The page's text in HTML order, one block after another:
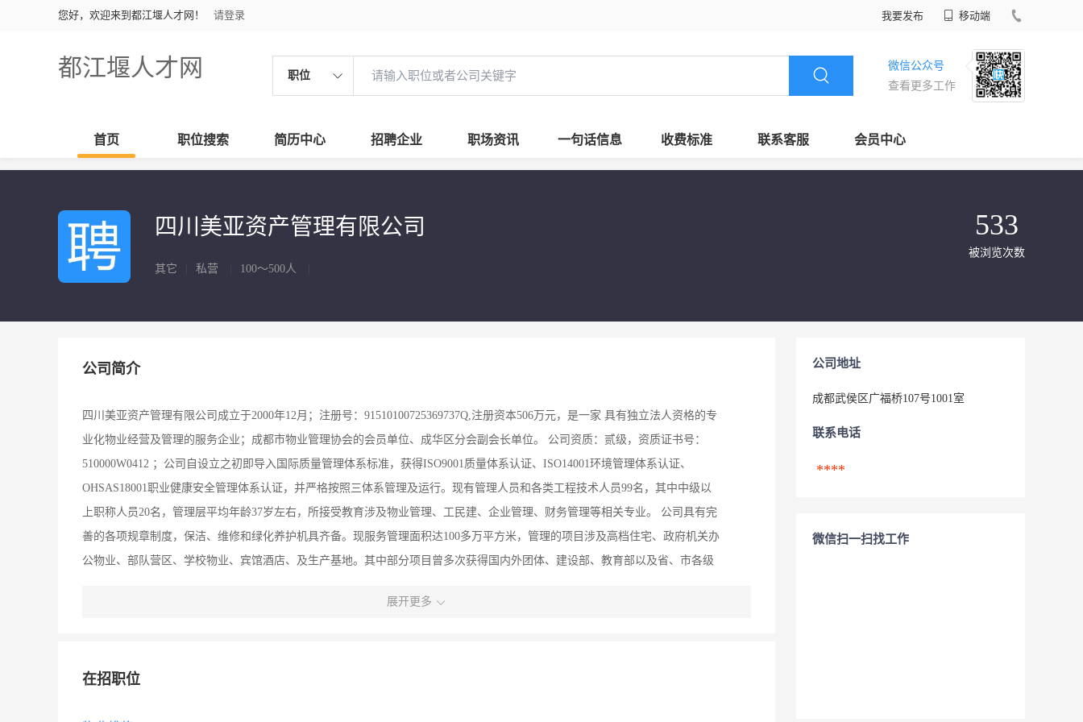
您好，欢迎来到都江堰人才网！ 请登录 我要发布 移动端
都江堰人才网 职位
微信公众号
查看更多工作
首页 职位搜索 简历中心 招聘企业 职场资讯 一句话信息 收费标准 联系客服 会员中心
四川美亚资产管理有限公司
其它 私营 100～500人
533
被浏览次数
公司简介
四川美亚资产管理有限公司成立于2000年12月；注册号：91510100725369737Q,注册资本506万元，是一家 具有独立法人资格的专
业化物业经营及管理的服务企业；成都市物业管理协会的会员单位、成华区分会副会长单位。 公司资质：贰级，资质证书号：
510000W0412 ；公司自设立之初即导入国际质量管理体系标准，获得ISO9001质量体系认证、ISO14001环境管理体系认证、
OHSAS18001职业健康安全管理体系认证，并严格按照三体系管理及运行。现有管理人员和各类工程技术人员99名，其中中级以
上职称人员20名，管理层平均年龄37岁左右，所接受教育涉及物业管理、工民建、企业管理、财务管理等相关专业。 公司具有完
善的各项规章制度，保洁、维修和绿化养护机具齐备。现服务管理面积达100多万平方米，管理的项目涉及高档住宅、政府机关办
公物业、部队营区、学校物业、宾馆酒店、及生产基地。其中部分项目曾多次获得国内外团体、建设部、教育部以及省、市各级
本公司为长期重点联系单位。 我们不仅拥有一流的专业化服务队伍和丰富的国内外实践经验，还拥有 完善的管理体系和优质高效
诚信责任、客户至上、以人为本的经营原则，努力用精致管理和温馨服务回报社会，以今日为起点，迈出新的步伐，走向美好的
展开更多
在招职位
公司地址
成都武侯区广福桥107号1001室
联系电话
****
微信扫一扫找工作